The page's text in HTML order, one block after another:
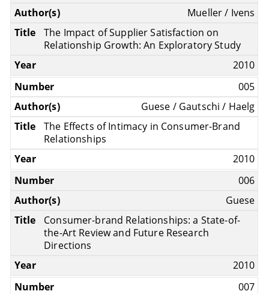
Mueller / Ivens
The Impact of Supplier Satisfaction on
Relationship Growth: An Exploratory Study
2010
005
Guese / Gautschi / Haelg
The Effects of Intimacy in Consumer-Brand
Relationships
2010
006
Guese
Consumer-brand Relationships: a State-of-
the-Art Review and Future Research
Directions
2010
007